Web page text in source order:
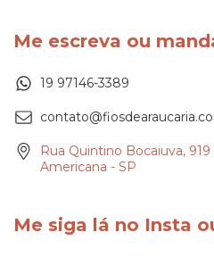
Me escreva ou
19 97146-3389
Rua Quintino Bocaiuva,
Americana - SP
Me siga lá no Insta